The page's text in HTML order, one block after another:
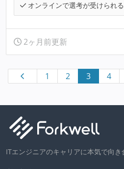
オンラインで選考が受けられる
2ヶ月前更新
1 2 3 4
ITエンジニアのキャリアに本気で向き